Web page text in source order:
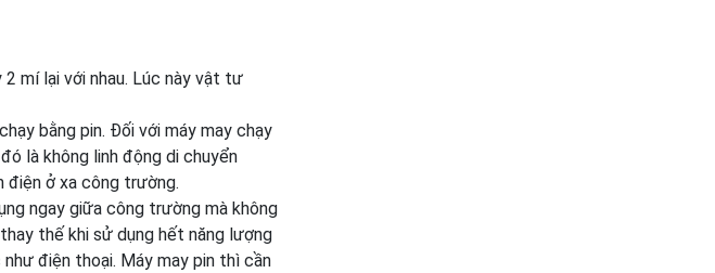
mí lại với nhau. Lúc này vật tư
bằng pin. Đối với máy may chạy
là không linh động di chuyển
điện ở xa công trường.
ngay giữa công trường mà không
thế khi sử dụng hết năng lượng
điện thoại. Máy may pin thì cần